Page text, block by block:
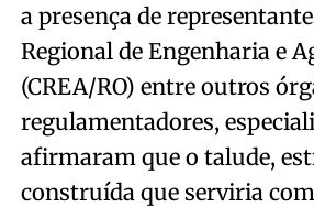
a presença de
Regional de Engenharia e
(CREA/RO) entre outros
regulamentadores,
afirmaram que o talude,
construída que serviria